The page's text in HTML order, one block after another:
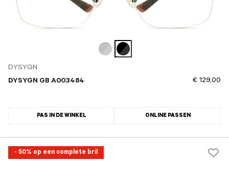
DYSYGN
DYSYGN GB A003484
€ 129,00
PAS IN DE WINKEL ONLINE PASSEN
- 50% op een complete bril